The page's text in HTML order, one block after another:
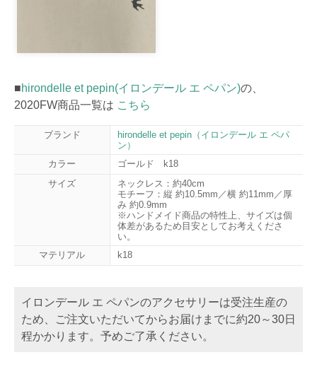
■hirondelle et pepin(イロンデール エ ペパン)の、
2020FW商品一覧は こちら
ブランド
hirondelle et pepin（イロンデール エ ペパ
ン）
カラー
ゴールド k18
サイズ
ネックレス：約40cm
モチーフ：縦 約10.5mm／横 約11mm／厚
み 約0.9mm
※ハンドメイド商品の特性上、サイズは個
体差があるため目安としてお考えくださ
い。
マテリアル
k18
イロンデール エ ペパンのアクセサリーは受注生産の
ため、ご注文いただいてからお届けまでに約20～30日
程かかります。予めご了承ください。